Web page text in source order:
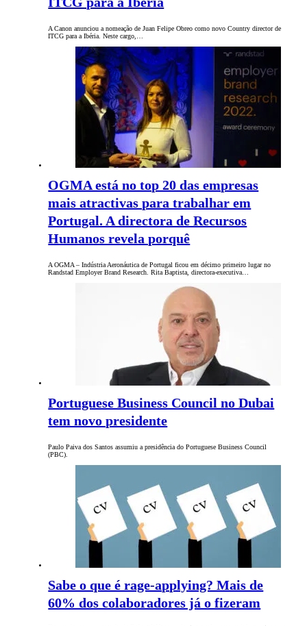
A Canon anunciou a nomeação de Juan Felipe Obreo como novo Country director de
ITCG para a Ibéria. Neste cargo,…
OGMA está no top 20 das empresas
mais atractivas para trabalhar em
Portugal. A directora de Recursos
Humanos revela porquê
A OGMA – Indústria Aeronáutica de Portugal ficou em décimo primeiro lugar no
Randstad Employer Brand Research. Rita Baptista, directora-executiva…
Portuguese Business Council no Dubai
tem novo presidente
Paulo Paiva dos Santos assumiu a presidência do Portuguese Business Council
(PBC).
Sabe o que é rage-applying? Mais de
60% dos colaboradores já o fizeram